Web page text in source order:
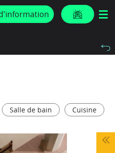
Salle de bain Cuisine